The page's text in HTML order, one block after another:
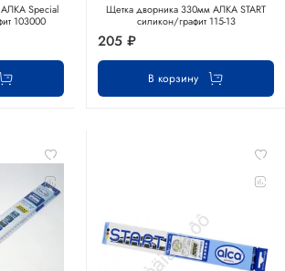
Special
103000
Щетка дворника 330мм АЛКА START
силикон/графит 115-13
205 ₽
В корзину